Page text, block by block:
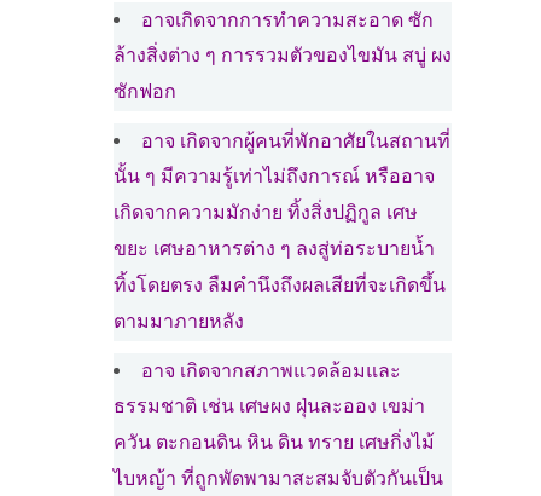
อาจเกิดจากการทำความสะอาด ซัก
ล้างสิ่งต่าง ๆ การรวมตัวของไขมัน สบู่ ผง
ซักฟอก
อาจ เกิดจากผู้คนที่พักอาศัยในสถานที่
นั้น ๆ มีความรู้เท่าไม่ถึงการณ์ หรืออาจ
เกิดจากความมักง่าย ทิ้งสิ่งปฏิกูล เศษ
ขยะ เศษอาหารต่าง ๆ ลงสู่ท่อระบายน้ำ
ทิ้งโดยตรง ลืมคำนึงถึงผลเสียที่จะเกิดขึ้น
ตามมาภายหลัง
อาจ เกิดจากสภาพแวดล้อมและ
ธรรมชาติ เช่น เศษผง ฝุ่นละออง เขม่า
ควัน ตะกอนดิน หิน ดิน ทราย เศษกิ่งไม้
ไบหญ้า ที่ถูกพัดพามาสะสมจับตัวกันเป็น